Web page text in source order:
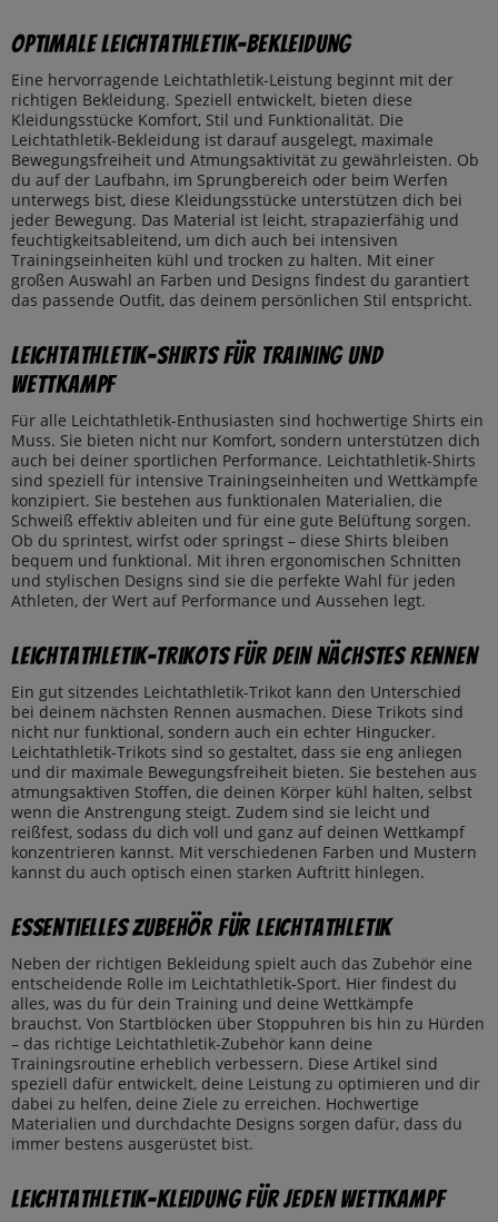
Optimale Leichtathletik-Bekleidung
Eine hervorragende Leichtathletik-Leistung beginnt mit der
richtigen Bekleidung. Speziell entwickelt, bieten diese
Kleidungsstücke Komfort, Stil und Funktionalität. Die
Leichtathletik-Bekleidung ist darauf ausgelegt, maximale
Bewegungsfreiheit und Atmungsaktivität zu gewährleisten. Ob
du auf der Laufbahn, im Sprungbereich oder beim Werfen
unterwegs bist, diese Kleidungsstücke unterstützen dich bei
jeder Bewegung. Das Material ist leicht, strapazierfähig und
feuchtigkeitsableitend, um dich auch bei intensiven
Trainingseinheiten kühl und trocken zu halten. Mit einer
großen Auswahl an Farben und Designs findest du garantiert
das passende Outfit, das deinem persönlichen Stil entspricht.
Leichtathletik-Shirts für Training und
Wettkampf
Für alle Leichtathletik-Enthusiasten sind hochwertige Shirts ein
Muss. Sie bieten nicht nur Komfort, sondern unterstützen dich
auch bei deiner sportlichen Performance. Leichtathletik-Shirts
sind speziell für intensive Trainingseinheiten und Wettkämpfe
konzipiert. Sie bestehen aus funktionalen Materialien, die
Schweiß effektiv ableiten und für eine gute Belüftung sorgen.
Ob du sprintest, wirfst oder springst – diese Shirts bleiben
bequem und funktional. Mit ihren ergonomischen Schnitten
und stylischen Designs sind sie die perfekte Wahl für jeden
Athleten, der Wert auf Performance und Aussehen legt.
Leichtathletik-Trikots für dein nächstes Rennen
Ein gut sitzendes Leichtathletik-Trikot kann den Unterschied
bei deinem nächsten Rennen ausmachen. Diese Trikots sind
nicht nur funktional, sondern auch ein echter Hingucker.
Leichtathletik-Trikots sind so gestaltet, dass sie eng anliegen
und dir maximale Bewegungsfreiheit bieten. Sie bestehen aus
atmungsaktiven Stoffen, die deinen Körper kühl halten, selbst
wenn die Anstrengung steigt. Zudem sind sie leicht und
reißfest, sodass du dich voll und ganz auf deinen Wettkampf
konzentrieren kannst. Mit verschiedenen Farben und Mustern
kannst du auch optisch einen starken Auftritt hinlegen.
Essentielles Zubehör für Leichtathletik
Neben der richtigen Bekleidung spielt auch das Zubehör eine
entscheidende Rolle im Leichtathletik-Sport. Hier findest du
alles, was du für dein Training und deine Wettkämpfe
brauchst. Von Startblöcken über Stoppuhren bis hin zu Hürden
– das richtige Leichtathletik-Zubehör kann deine
Trainingsroutine erheblich verbessern. Diese Artikel sind
speziell dafür entwickelt, deine Leistung zu optimieren und dir
dabei zu helfen, deine Ziele zu erreichen. Hochwertige
Materialien und durchdachte Designs sorgen dafür, dass du
immer bestens ausgerüstet bist.
Leichtathletik-Kleidung für jeden Wettkampf